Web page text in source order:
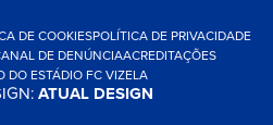
DE COOKIESPOLÍTICA DE PRIVACIDADE
DE DENÚNCIAACREDITAÇÕES
DO ESTÁDIO FC VIZELA
ATUAL DESIGN